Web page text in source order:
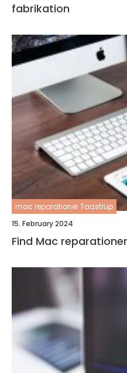
fabrikation
mac reparationer Taastrup
15. February 2024
Find Mac